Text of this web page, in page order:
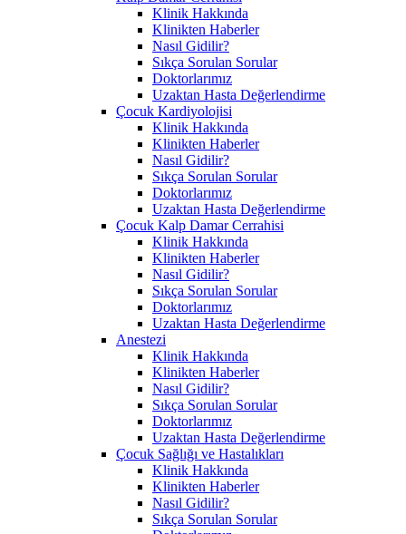
Klinik Hakkında
Klinikten Haberler
Nasıl Gidilir?
Sıkça Sorulan Sorular
Doktorlarımız
Uzaktan Hasta Değerlendirme
Çocuk Kardiyolojisi
Klinik Hakkında
Klinikten Haberler
Nasıl Gidilir?
Sıkça Sorulan Sorular
Doktorlarımız
Uzaktan Hasta Değerlendirme
Çocuk Kalp Damar Cerrahisi
Klinik Hakkında
Klinikten Haberler
Nasıl Gidilir?
Sıkça Sorulan Sorular
Doktorlarımız
Uzaktan Hasta Değerlendirme
Anestezi
Klinik Hakkında
Klinikten Haberler
Nasıl Gidilir?
Sıkça Sorulan Sorular
Doktorlarımız
Uzaktan Hasta Değerlendirme
Çocuk Sağlığı ve Hastalıkları
Klinik Hakkında
Klinikten Haberler
Nasıl Gidilir?
Sıkça Sorulan Sorular